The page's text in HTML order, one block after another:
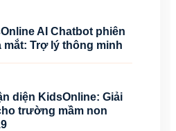
AI Chatbot phiên
mắt: Trợ lý thông minh
diện KidsOnline: Giải
trường mầm non